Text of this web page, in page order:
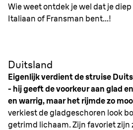
Wie weet ontdek je wel dat je
Italiaan of Fransman bent...!
Duitsland
Eigenlijk verdient de struise
- hij geeft de voorkeur aan glad
en warrig, maar het rijmde zo
verkiest de gladgeschoren look
getrimd lichaam. Zijn favoriet zijn